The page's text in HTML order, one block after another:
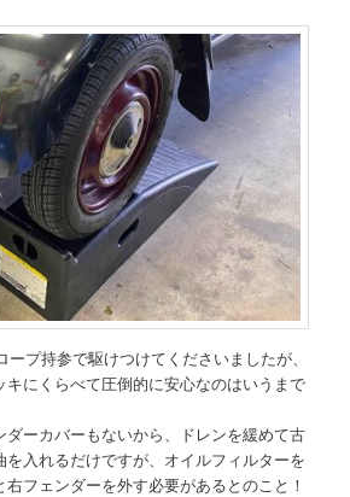
プ持参で駆けつけてくださいましたが、
にくらべて圧倒的に安心なのはいうまで
ーカバーもないから、ドレンを緩めて古
を入れるだけですが、オイルフィルターを
フェンダーを外す必要があるとのこと！